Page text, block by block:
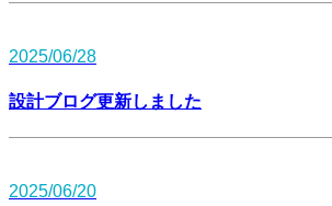
2025/06/28
設計ブログ更新しました
2025/06/20